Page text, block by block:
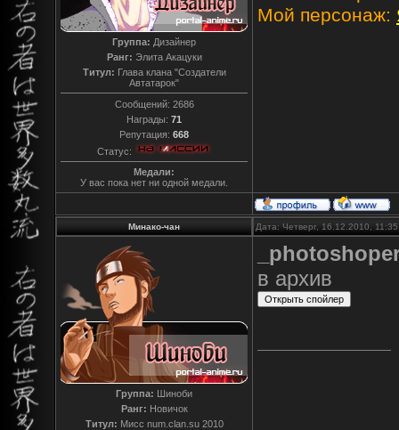
Группа: Дизайнер
Ранг: Элита Акацуки
Титул: Глава клана "Создатели
Автатарок"
Сообщений: 2686
Награды: 71
Репутация: 668
Статус:
Медали:
У вас пока нет ни одной медали.
Мой персонаж:
Минако-чан Дата: Четверг, 16.12.2010,
Группа: Шиноби
Ранг: Новичок
Титул: Мисс num.clan.su 2010
в архив